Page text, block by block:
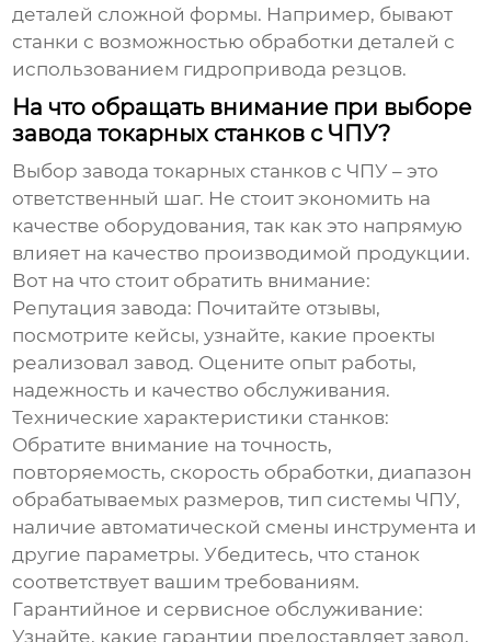
деталей сложной формы. Например, бывают
станки с возможностью обработки деталей с
использованием гидропривода резцов.
На что обращать внимание при выборе
завода токарных станков с ЧПУ?
Выборзавода токарных станков с ЧПУ – это
ответственный шаг. Не стоит экономить на
качестве оборудования, так как это напрямую
влияет на качество производимой продукции.
Вот на что стоит обратить внимание:
Репутация завода: Почитайте отзывы,
посмотрите кейсы, узнайте, какие проекты
реализовал завод. Оцените опыт работы,
надежность и качество обслуживания.
Технические характеристики станков:
Обратите внимание на точность,
повторяемость, скорость обработки, диапазон
обрабатываемых размеров, тип системы ЧПУ,
наличие автоматической смены инструмента и
другие параметры. Убедитесь, что станок
соответствует вашим требованиям.
Гарантийное и сервисное обслуживание:
Узнайте, какие гарантии предоставляет завод,